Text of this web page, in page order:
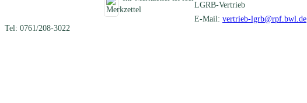
LGRB-Vertrieb
E-Mail: vertrieb-lgrb@rpf.bwl.de
Tel: 0761/208-3022